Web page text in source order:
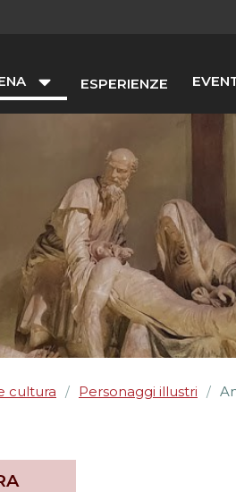
ESPERIENZE
cultura / Personaggi illustri /